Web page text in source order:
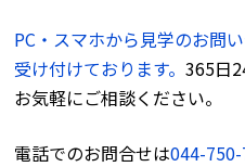
PC・スマホから見学のお問
受け付けております。365日
お気軽にご相談ください。
電話でのお問合せは044-